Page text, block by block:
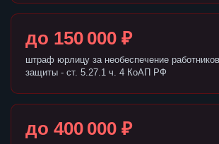
до 150 000 ₽
штраф юрлицу за необеспечение
защиты - ст. 5.27.1 ч. 4 КоАП РФ
до 400 000 ₽